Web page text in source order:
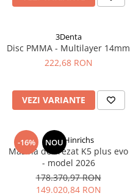
3Denta
Disc PMMA - Multilayer 14mm
222,68 RON
VEZI VARIANTE
-16% NOU
Ernst Hinrichs
Masina de Frezat K5 plus evo
- model 2026
178.370,97 RON
149.020,84 RON